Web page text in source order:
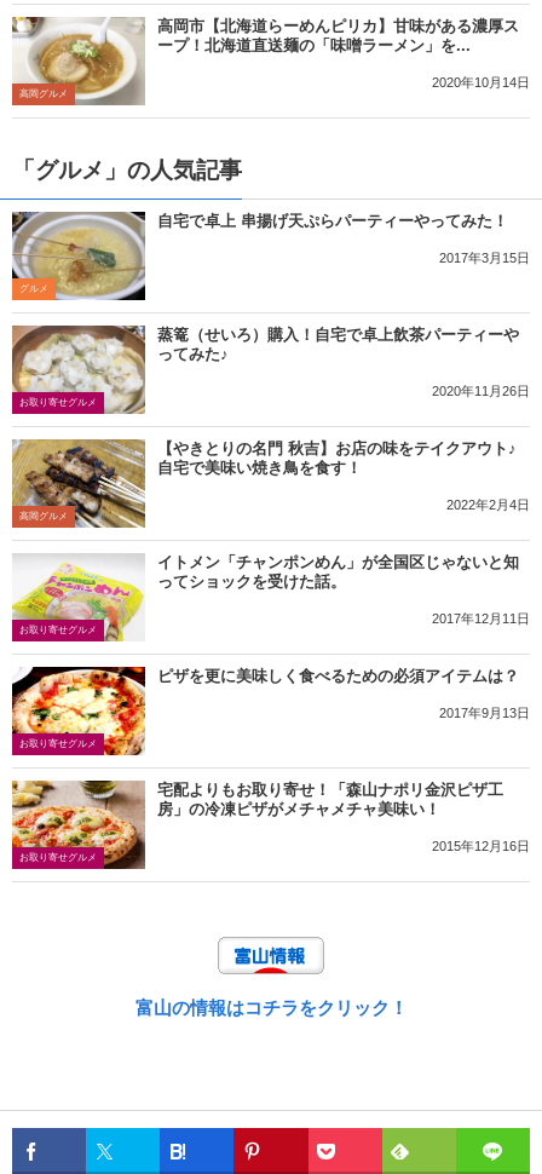
高岡グルメ
高岡市【北海道らーめんピリカ】甘味がある濃厚ス
ープ！北海道直送麺の「味噌ラーメン」を...
2020年10月14日
「グルメ」の人気記事
グルメ
自宅で卓上 串揚げ天ぷらパーティーやってみた！
2017年3月15日
お取り寄せグルメ
蒸篭（せいろ）購入！自宅で卓上飲茶パーティーや
ってみた♪
2020年11月26日
高岡グルメ
【やきとりの名門 秋吉】お店の味をテイクアウト♪
自宅で美味い焼き鳥を食す！
2022年2月4日
お取り寄せグルメ
イトメン「チャンポンめん」が全国区じゃないと知
ってショックを受けた話。
2017年12月11日
お取り寄せグルメ
ピザを更に美味しく食べるための必須アイテムは？
2017年9月13日
お取り寄せグルメ
宅配よりもお取り寄せ！「森山ナポリ金沢ピザ工
房」の冷凍ピザがメチャメチャ美味い！
2015年12月16日
富山の情報はコチラをクリック！